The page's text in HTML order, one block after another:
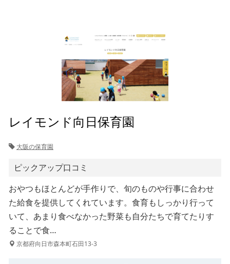
レイモンド向日保育園
大阪の保育園
ピックアップ口コミ
おやつもほとんどが手作りで、旬のものや行事に合わせ
た給食を提供してくれています。食育もしっかり行って
いて、あまり食べなかった野菜も自分たちで育てたりす
ることで食…
京都府向日市森本町石田13-3